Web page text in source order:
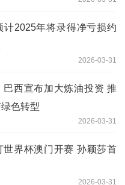
计2025年将录得净亏损约
2026-03-31
巴西宣布加大炼油投资 推
色转型
2026-03-31
世界杯澳门开赛 孙颖莎首
2026-03-31